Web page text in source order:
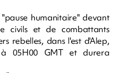
humanitaire" devant
civils et de combattants
rebelles, dans l'est d'Alep,
05H00 GMT et durera